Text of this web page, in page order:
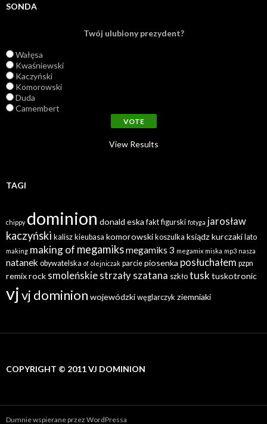
SONDA
Twój ulubiony prezydent?
Wałęsa
Kwaśniewski
Kaczyński
Komorowski
Duda
Camembert
View Results
TAGI
chippy dominion donald eska fakt figurski fotyga jarosław
kaczyński kalisz kieubasa komorowski koszulka ksiądz kurczaki lato
making making of megamiksmegamiks 3 megamix miska mp3 nasza
natanek obywatelska of olejniczak parcie piosenka posłuchałem pzpn
remixrock smoleńskie strzały szatana szkło tusk tuskotronic
vjvj dominion wojewódzki węglarczyk ziemniaki
COPYRIGHT © 2011 VJ DOMINION
Dumnie wspierane przez WordPressa